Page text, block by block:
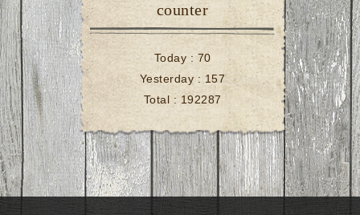
counter
Today : 70
Yesterday : 157
Total : 192287